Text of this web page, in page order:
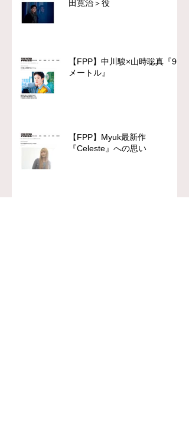
田寛治＞役
【FPP】中川駿×山時聡真『90
メートル』
【FPP】Myuk最新作
『Celeste』への思い